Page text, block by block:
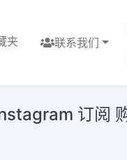
夹 联系我们
订阅